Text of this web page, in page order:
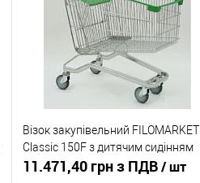
Візок закупівельний FILOMARKET
Classic 150F з дитячим сидінням
11.471,40 грн з ПДВ/ шт